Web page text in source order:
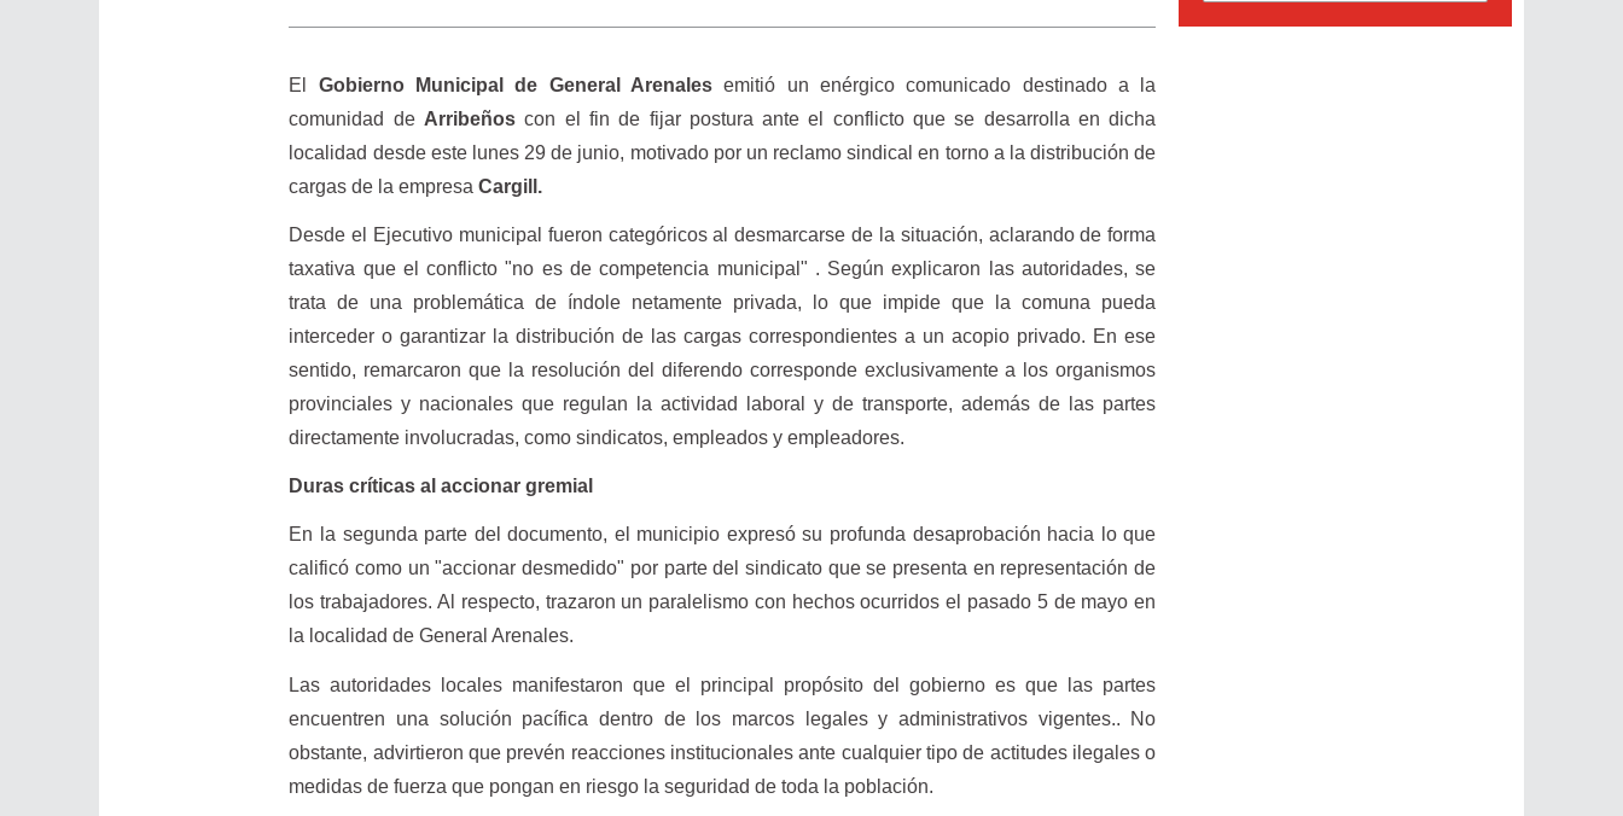
El Gobierno Municipal de General Arenalesemitió un enérgico comunicado destinado a la
comunidad de Arribeñoscon el fin de fijar postura ante el conflicto que se desarrolla en dicha
localidad desde este lunes 29 de junio, motivado por un reclamo sindical en torno a la distribución de
cargas de la empresa Cargill.
Desde el Ejecutivo municipal fueron categóricos al desmarcarse de la situación, aclarando de forma
taxativa que el conflicto "no es de competencia municipal" . Según explicaron las autoridades, se
trata de una problemática de índole netamente privada, lo que impide que la comuna pueda
interceder o garantizar la distribución de las cargas correspondientes a un acopio privado. En ese
sentido, remarcaron que la resolución del diferendo corresponde exclusivamente a los organismos
provinciales y nacionales que regulan la actividad laboral y de transporte, además de las partes
directamente involucradas, como sindicatos, empleados y empleadores.
Duras críticas al accionar gremial
En la segunda parte del documento, el municipio expresó su profunda desaprobación hacia lo que
calificó como un "accionar desmedido" por parte del sindicato que se presenta en representación de
los trabajadores. Al respecto, trazaron un paralelismo con hechos ocurridos el pasado 5 de mayo en
la localidad de General Arenales.
Las autoridades locales manifestaron que el principal propósito del gobierno es que las partes
encuentren una solución pacífica dentro de los marcos legales y administrativos vigentes.. No
obstante, advirtieron que prevén reacciones institucionales ante cualquier tipo de actitudes ilegales o
medidas de fuerza que pongan en riesgo la seguridad de toda la población.